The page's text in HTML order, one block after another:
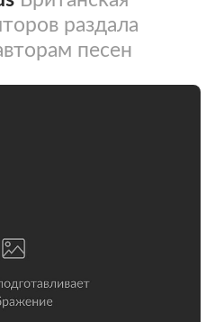
раздала
песен